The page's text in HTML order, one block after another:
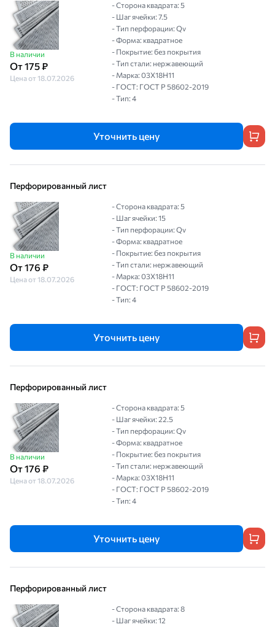
В наличии
От 175 ₽
Цена от 18.07.2026
- Сторона квадрата: 5
- Шаг ячейки: 7.5
- Тип перфорации: Qv
- Форма: квадратное
- Покрытие: без покрытия
- Тип стали: нержавеющий
- Марка: 03Х18Н11
- ГОСТ: ГОСТ Р 58602-2019
- Тип: 4
Уточнить цену
Перфорированный лист
В наличии
От 176 ₽
Цена от 18.07.2026
- Сторона квадрата: 5
- Шаг ячейки: 15
- Тип перфорации: Qv
- Форма: квадратное
- Покрытие: без покрытия
- Тип стали: нержавеющий
- Марка: 03Х18Н11
- ГОСТ: ГОСТ Р 58602-2019
- Тип: 4
Уточнить цену
Перфорированный лист
В наличии
От 176 ₽
Цена от 18.07.2026
- Сторона квадрата: 5
- Шаг ячейки: 22.5
- Тип перфорации: Qv
- Форма: квадратное
- Покрытие: без покрытия
- Тип стали: нержавеющий
- Марка: 03Х18Н11
- ГОСТ: ГОСТ Р 58602-2019
- Тип: 4
Уточнить цену
Перфорированный лист
- Сторона квадрата: 8
- Шаг ячейки: 12